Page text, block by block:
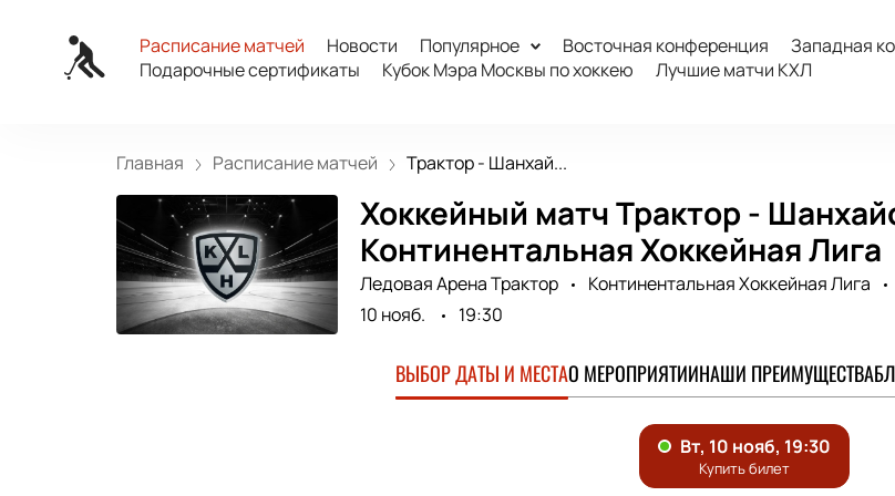
Расписание матчей Новости Популярное Восточная конференция
Западная
Подарочные сертификаты
Кубок Мэра Москвы по хоккею Лучшие матчи КХЛ
Главная Расписание матчей Трактор - Шанхай...
Хоккейный матч Трактор -
Континентальная Хоккейная Лига
Ледовая Арена Трактор Континентальная Хоккейная Лига
10 нояб.
19:30
ВЫБОР ДАТЫ И МЕСТАО МЕРОПРИЯТИИНАШИ ПРЕИМУЩЕСТВА